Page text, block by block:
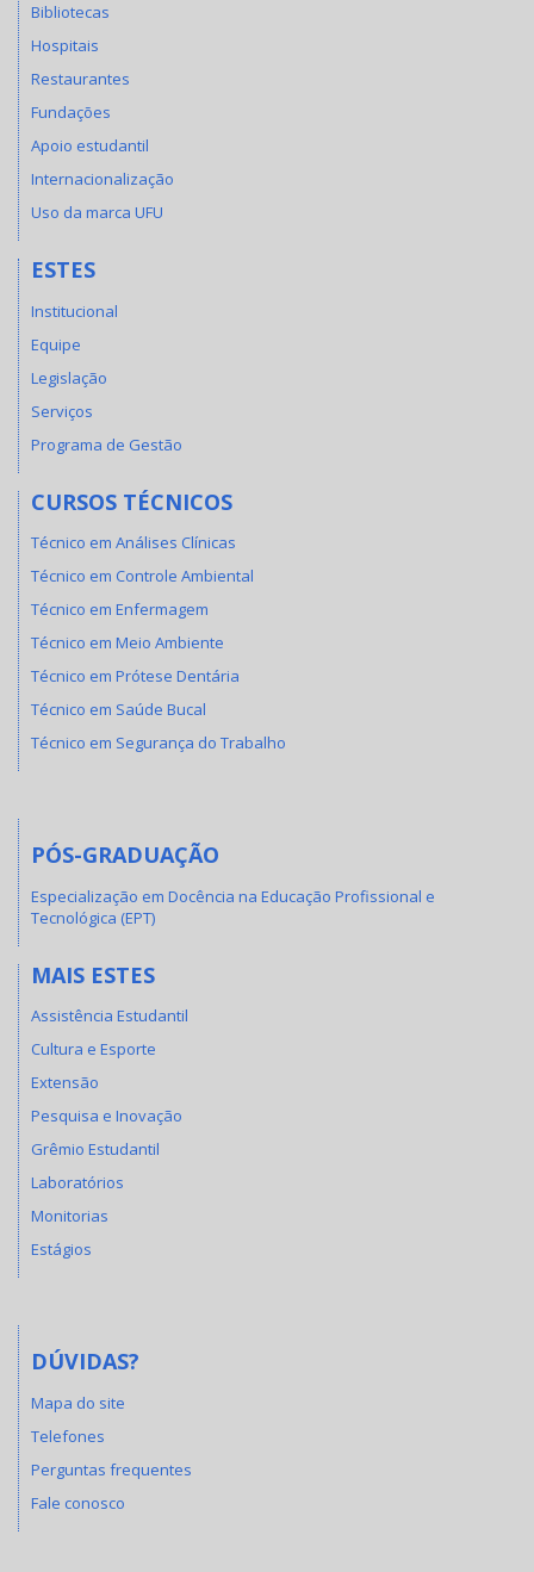
Bibliotecas
Hospitais
Restaurantes
Fundações
Apoio estudantil
Internacionalização
Uso da marca UFU
ESTES
Institucional
Equipe
Legislação
Serviços
Programa de Gestão
CURSOS TÉCNICOS
Técnico em Análises Clínicas
Técnico em Controle Ambiental
Técnico em Enfermagem
Técnico em Meio Ambiente
Técnico em Prótese Dentária
Técnico em Saúde Bucal
Técnico em Segurança do Trabalho
PÓS-GRADUAÇÃO
Especialização em Docência na Educação Profissional e
Tecnológica (EPT)
MAIS ESTES
Assistência Estudantil
Cultura e Esporte
Extensão
Pesquisa e Inovação
Grêmio Estudantil
Laboratórios
Monitorias
Estágios
DÚVIDAS?
Mapa do site
Telefones
Perguntas frequentes
Fale conosco